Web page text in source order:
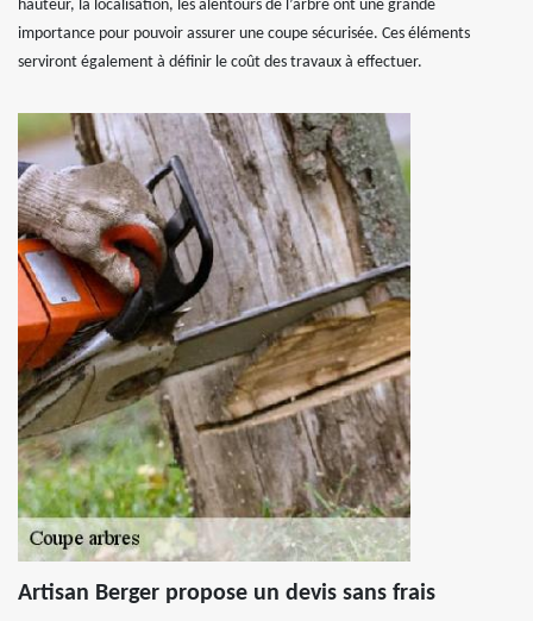
hauteur, la localisation, les alentours de l’arbre ont une grande
importance pour pouvoir assurer une coupe sécurisée. Ces éléments
serviront également à définir le coût des travaux à effectuer.
Artisan Berger propose un devis sans frais